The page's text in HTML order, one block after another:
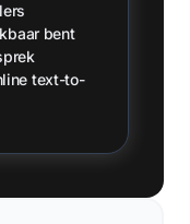
bent
text-to-